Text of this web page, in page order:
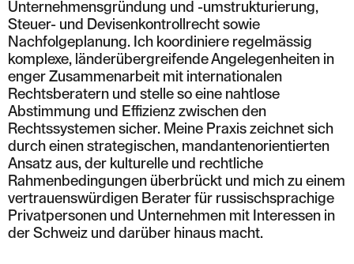
Unternehmensgründung und -umstrukturierung,
Steuer- und Devisenkontrollrecht sowie
Nachfolgeplanung. Ich koordiniere regelmässig
komplexe, länderübergreifende Angelegenheiten in
enger Zusammenarbeit mit internationalen
Rechtsberatern und stelle so eine nahtlose
Abstimmung und Effizienz zwischen den
Rechtssystemen sicher. Meine Praxis zeichnet sich
durch einen strategischen, mandantenorientierten
Ansatz aus, der kulturelle und rechtliche
Rahmenbedingungen überbrückt und mich zu einem
vertrauenswürdigen Berater für russischsprachige
Privatpersonen und Unternehmen mit Interessen in
der Schweiz und darüber hinaus macht.